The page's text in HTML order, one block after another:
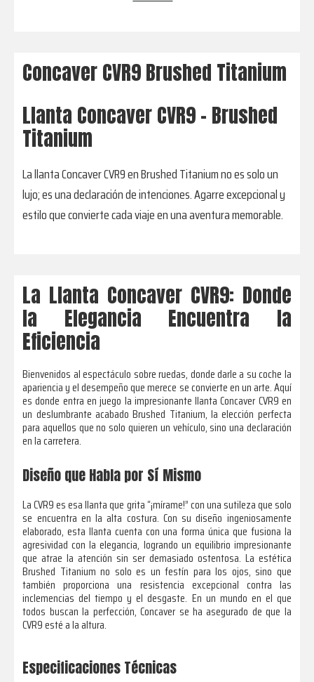
Concaver CVR9 Brushed Titanium
Llanta Concaver CVR9 - Brushed
Titanium
La llanta Concaver CVR9 en Brushed Titanium no es solo un
lujo; es una declaración de intenciones. Agarre excepcional y
estilo que convierte cada viaje en una aventura memorable.
La Llanta Concaver CVR9: Donde
la Elegancia Encuentra la
Eficiencia
Bienvenidos al espectáculo sobre ruedas, donde darle a su coche la
apariencia y el desempeño que merece se convierte en un arte. Aquí
es donde entra en juego la impresionante llanta Concaver CVR9 en
un deslumbrante acabado Brushed Titanium, la elección perfecta
para aquellos que no solo quieren un vehículo, sino una declaración
en la carretera.
Diseño que Habla por Sí Mismo
La CVR9 es esa llanta que grita “¡mírame!” con una sutileza que solo
se encuentra en la alta costura. Con su diseño ingeniosamente
elaborado, esta llanta cuenta con una forma única que fusiona la
agresividad con la elegancia, logrando un equilibrio impresionante
que atrae la atención sin ser demasiado ostentosa. La estética
Brushed Titanium no solo es un festín para los ojos, sino que
también proporciona una resistencia excepcional contra las
inclemencias del tiempo y el desgaste. En un mundo en el que
todos buscan la perfección, Concaver se ha asegurado de que la
CVR9 esté a la altura.
Especificaciones Técnicas